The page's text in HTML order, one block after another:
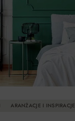
ARANŻACJE I INSPIRACJE